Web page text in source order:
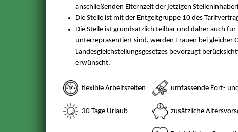
anschließenden Elternzeit der jetzigen
Die Stelle ist mit der Entgeltgruppe 10 des
Die Stelle ist grundsätzlich teilbar und daher auch
unterrepräsentiert sind, werden Frauen bei gleicher
Landesgleichstellungsgesetzes bevorzugt
erwünscht.
flexible Arbeitszeiten
30 Tage Urlaub
umfassende Fort-
zusätzliche